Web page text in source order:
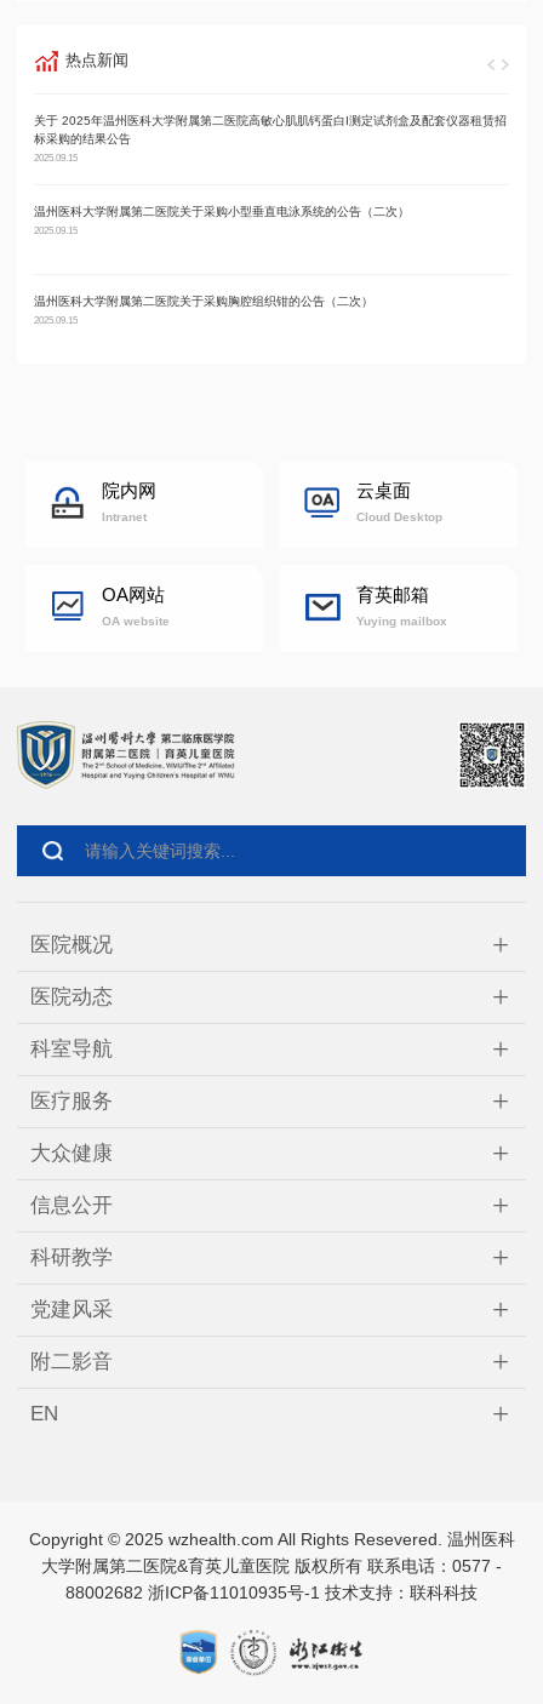
热点新闻
关于 2025年温州医科大学附属第二医院高敏心肌肌钙蛋白I测定试剂盒及配套仪器租赁招
标采购的结果公告
2025.09.15
温州医科大学附属第二医院关于采购小型垂直电泳系统的公告（二次）
2025.09.15
温州医科大学附属第二医院关于采购胸腔组织钳的公告（二次）
2025.09.15
院内网
Intranet
云桌面
Cloud Desktop
OA网站
OA website
育英邮箱
Yuying mailbox
↑
TOP
医院概况 +
医院动态 +
科室导航 +
医疗服务 +
大众健康 +
信息公开 +
科研教学 +
党建风采 +
附二影音 +
EN +
Copyright © 2025 wzhealth.com All Rights Resevered. 温州医科
大学附属第二医院&育英儿童医院 版权所有 联系电话：0577 -
88002682 浙ICP备11010935号-1 技术支持：联科科技